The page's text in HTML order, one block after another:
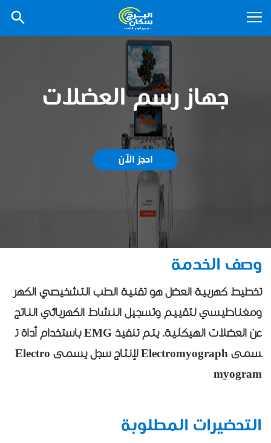
جهاز رسم العضلات
احجز الآن
وصف الخدمة
تخطيط كهربية العضل هو تقنية الطب التشخيصي الكهر
ومغناطيسي لتقييم وتسجيل النشاط الكهربائي الناتج
عن العضلات الهيكلية. يتم تنفيذ EMG باستخدام أداة ت
سمى Electromyograph لإنتاج سجل يسمى Electro
myogram
التحضيرات المطلوبة